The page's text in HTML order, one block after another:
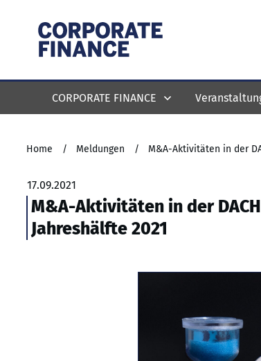
CORPORATE FINANCE
Home / Meldungen / M&A-Aktivitäten in der
17.09.2021
M&A-Aktivitäten in der
Jahreshälfte 2021